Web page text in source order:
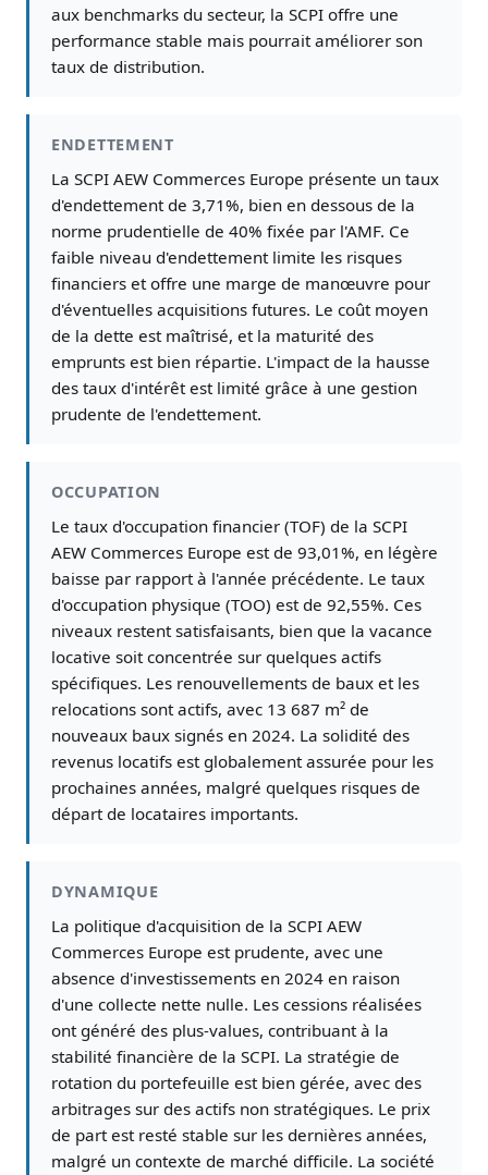
aux benchmarks du secteur, la SCPI offre une
performance stable mais pourrait améliorer son
taux de distribution.
ENDETTEMENT
La SCPI AEW Commerces Europe présente un taux
d'endettement de 3,71%, bien en dessous de la
norme prudentielle de 40% fixée par l'AMF. Ce
faible niveau d'endettement limite les risques
financiers et offre une marge de manœuvre pour
d'éventuelles acquisitions futures. Le coût moyen
de la dette est maîtrisé, et la maturité des
emprunts est bien répartie. L'impact de la hausse
des taux d'intérêt est limité grâce à une gestion
prudente de l'endettement.
OCCUPATION
Le taux d'occupation financier (TOF) de la SCPI
AEW Commerces Europe est de 93,01%, en légère
baisse par rapport à l'année précédente. Le taux
d'occupation physique (TOO) est de 92,55%. Ces
niveaux restent satisfaisants, bien que la vacance
locative soit concentrée sur quelques actifs
spécifiques. Les renouvellements de baux et les
relocations sont actifs, avec 13 687 m² de
nouveaux baux signés en 2024. La solidité des
revenus locatifs est globalement assurée pour les
prochaines années, malgré quelques risques de
départ de locataires importants.
DYNAMIQUE
La politique d'acquisition de la SCPI AEW
Commerces Europe est prudente, avec une
absence d'investissements en 2024 en raison
d'une collecte nette nulle. Les cessions réalisées
ont généré des plus-values, contribuant à la
stabilité financière de la SCPI. La stratégie de
rotation du portefeuille est bien gérée, avec des
arbitrages sur des actifs non stratégiques. Le prix
de part est resté stable sur les dernières années,
malgré un contexte de marché difficile. La société